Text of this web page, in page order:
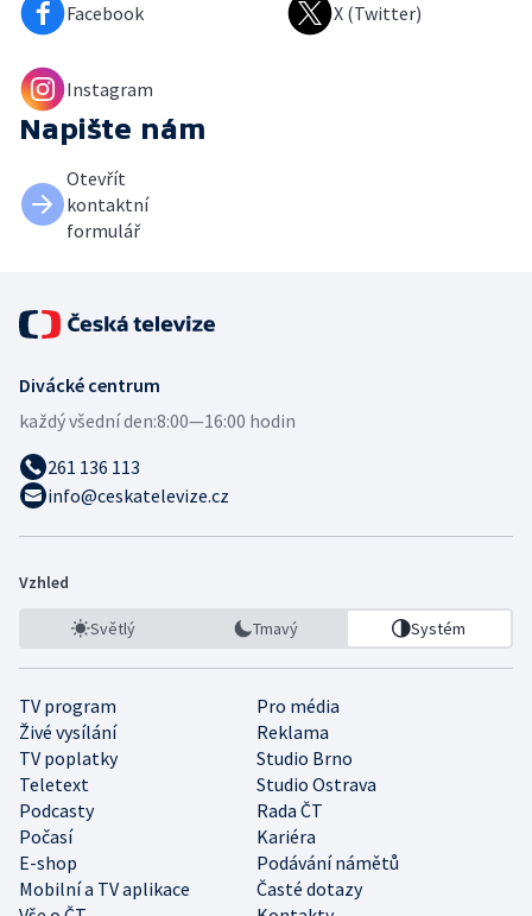
Facebook X (Twitter)
Instagram
Napište nám
Otevřít
kontaktní
formulář
Divácké centrum
každý všední den:8:00—16:00 hodin
261 136 113
info@ceskatelevize.cz
Vzhled
Světlý Tmavý Systém
TV program
Pro média
Živé vysílání
Reklama
TV poplatky
Studio Brno
Teletext
Studio Ostrava
Podcasty
Rada ČT
Počasí
Kariéra
E-shop
Podávání námětů
Mobilní a TV aplikace
Časté dotazy